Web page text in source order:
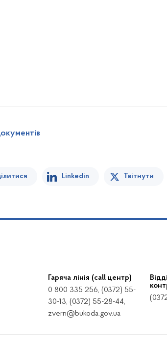
Linkedin Твітнути
Гаряча лінія (call центр)
0 800 335 256, (0372) 55-
30-13, (0372) 55-28-44,
zvern@bukoda.gov.ua